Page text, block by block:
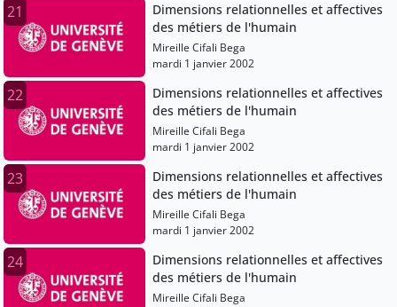
21
Dimensions relationnelles et affectives
des métiers de l'humain
Mireille Cifali Bega
mardi 1 janvier 2002
22
Dimensions relationnelles et affectives
des métiers de l'humain
Mireille Cifali Bega
mardi 1 janvier 2002
23
Dimensions relationnelles et affectives
des métiers de l'humain
Mireille Cifali Bega
mardi 1 janvier 2002
24
Dimensions relationnelles et affectives
des métiers de l'humain
Mireille Cifali Bega